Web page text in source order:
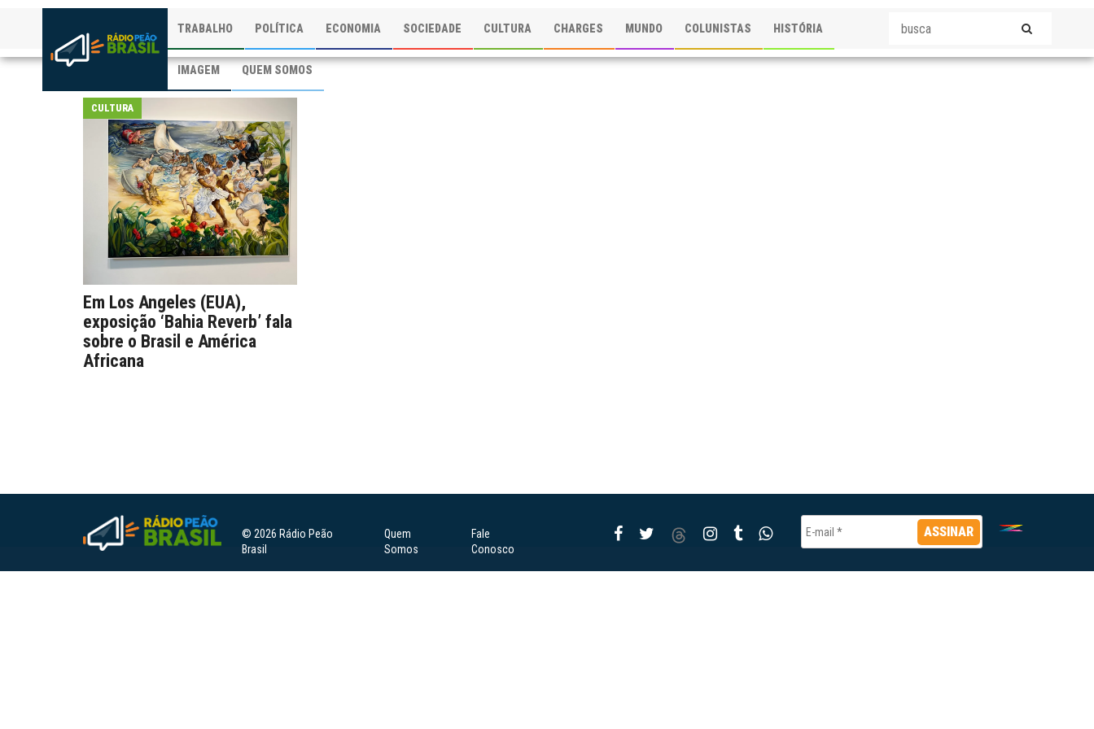
TRABALHO POLÍTICA ECONOMIA SOCIEDADE CULTURA CHARGES MUNDO COLUNISTAS HISTÓRIA
IMAGEM QUEM SOMOS
CULTURA
Em Los Angeles (EUA),
exposição ‘Bahia Reverb’ fala
sobre o Brasil e América
Africana
© 2026 Rádio Peão
Brasil
Quem
Somos
Fale
Conosco